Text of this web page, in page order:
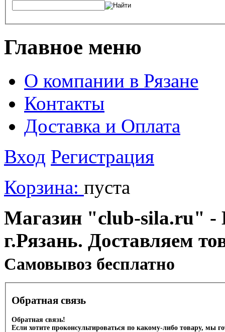
Главное меню
О компании в Рязане
Контакты
Доставка и Оплата
Вход Регистрация
Корзина: пуста
Магазин "club-sila.ru" -
г.Рязань. Доставляем
Cамовывоз бесплатно
Обратная связь
Обратная связь!
Если хотите проконсультироваться по какому-либо товару, мы